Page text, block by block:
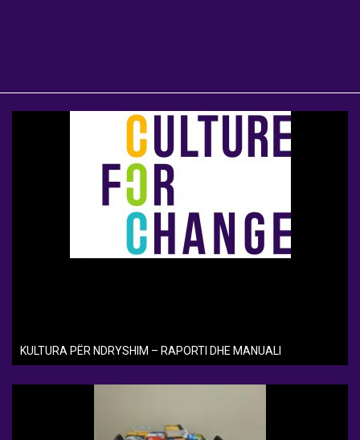
KULTURA PËR NDRYSHIM – RAPORTI DHE MANUALI